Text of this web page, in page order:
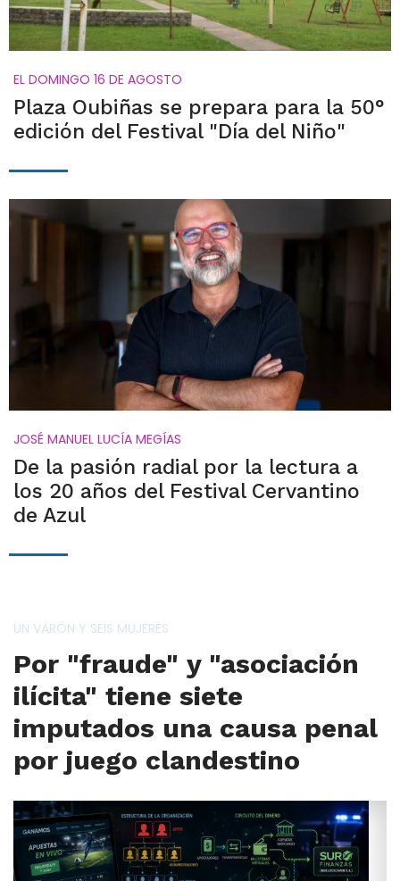
EL DOMINGO 16 DE AGOSTO
Plaza Oubiñas se prepara para la 50°
edición del Festival "Día del Niño"
JOSÉ MANUEL LUCÍA MEGÍAS
De la pasión radial por la lectura a
los 20 años del Festival Cervantino
de Azul
UN VARÓN Y SEIS MUJERES
Por "fraude" y "asociación
ilícita" tiene siete
imputados una causa penal
por juego clandestino